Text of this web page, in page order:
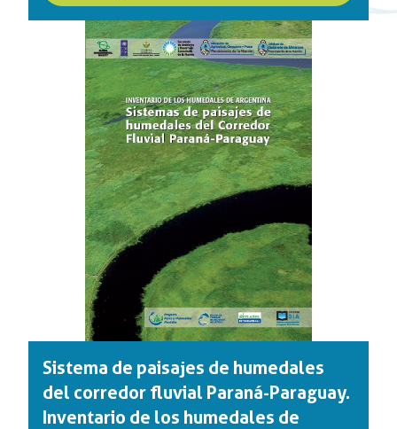
Sistema de paisajes de humedales
del corredor fluvial Paraná-Paraguay.
Inventario de los humedales de